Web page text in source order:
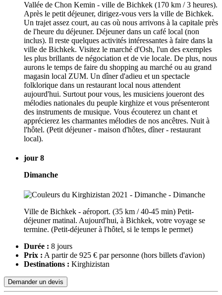
Vallée de Chon Kemin - ville de Bichkek (170 km / 3 heures).
Après le petit déjeuner, dirigez-vous vers la ville de Bichkek.
Un trajet assez court, au cas où nous arrivons à la capitale près
de l'heure du déjeuner. Déjeuner dans un café local (non
inclus). Il reste quelques activités intéressantes à faire dans la
ville de Bichkek. Visitez le marché d'Osh, l'un des exemples
les plus brillants de négociation et de vie locale. De plus, nous
aurons le temps de faire du shopping au marché ou au grand
magasin local ZUM. Un dîner d'adieu et un spectacle
folklorique dans un restaurant local nous attendent
aujourd'hui. Surtout pour vous, les musiciens joueront des
mélodies nationales du peuple kirghize et vous présenteront
des instruments de musique. Vous écouterez un chant et
apprécierez les charmantes mélodies de nos ancêtres. Nuit à
l'hôtel. (Petit déjeuner - maison d'hôtes, dîner - restaurant
local).
jour 8
Dimanche
Ville de Bichkek - aéroport. (35 km / 40-45 min) Petit-
déjeuner matinal. Aujourd'hui, à Bichkek, votre voyage se
termine. (Petit-déjeuner à l'hôtel, si le temps le permet)
Durée : 8 jours
Prix : A partir de 925 € par personne (hors billets d'avion)
Destinations : Kirghizistan
Demander un devis